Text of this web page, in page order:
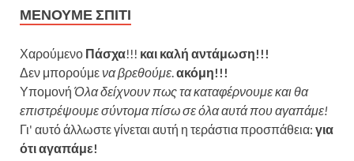
ΜΈΝΟΥΜΕ ΣΠΊΤΙ
Χαρούμενο Πάσχα!!! και καλή αντάμωση!!!
Δεν μπορούμενα βρεθούμε.ακόμη!!!
Υπομονή Όλα δείχνουν πως τα καταφέρνουμε και θα
επιστρέψουμε σύντομα πίσω σε όλα αυτά που αγαπάμε!
Γι' αυτό άλλωστε γίνεται αυτή η τεράστια προσπάθεια: για
ότι αγαπάμε!